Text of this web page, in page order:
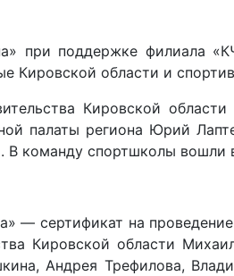
при поддержке филиала
Кировской области и
Кировской
палаты региона Юрий
команду спортшколы
— сертификат на
Кировской области
Андрея Трефилова,